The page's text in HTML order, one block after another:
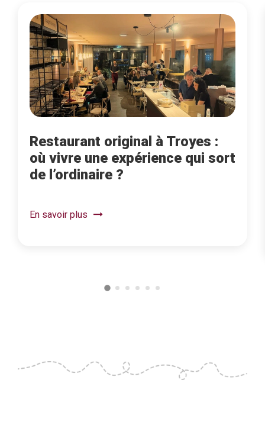
Restaurant original à Troyes :
où vivre une expérience qui sort
de l’ordinaire ?
En savoir plus